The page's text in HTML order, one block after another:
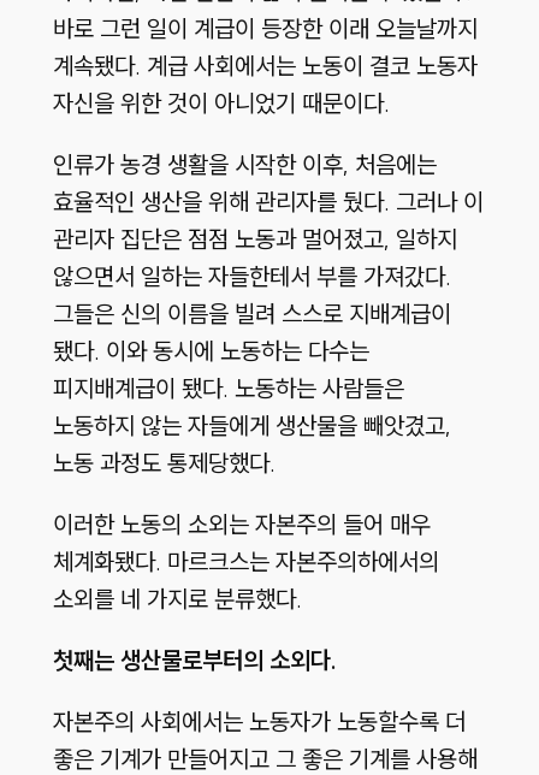
바로 그런 일이 계급이 등장한 이래 오늘날까지
계속됐다. 계급 사회에서는 노동이 결코 노동자
자신을 위한 것이 아니었기 때문이다.
인류가 농경 생활을 시작한 이후, 처음에는
효율적인 생산을 위해 관리자를 뒀다. 그러나 이
관리자 집단은 점점 노동과 멀어졌고, 일하지
않으면서 일하는 자들한테서 부를 가져갔다.
그들은 신의 이름을 빌려 스스로 지배계급이
됐다. 이와 동시에 노동하는 다수는
피지배계급이 됐다. 노동하는 사람들은
노동하지 않는 자들에게 생산물을 빼앗겼고,
노동 과정도 통제당했다.
이러한 노동의 소외는 자본주의 들어 매우
체계화됐다. 마르크스는 자본주의하에서의
소외를 네 가지로 분류했다.
첫째는 생산물로부터의 소외다.
자본주의 사회에서는 노동자가 노동할수록 더
좋은 기계가 만들어지고 그 좋은 기계를 사용해